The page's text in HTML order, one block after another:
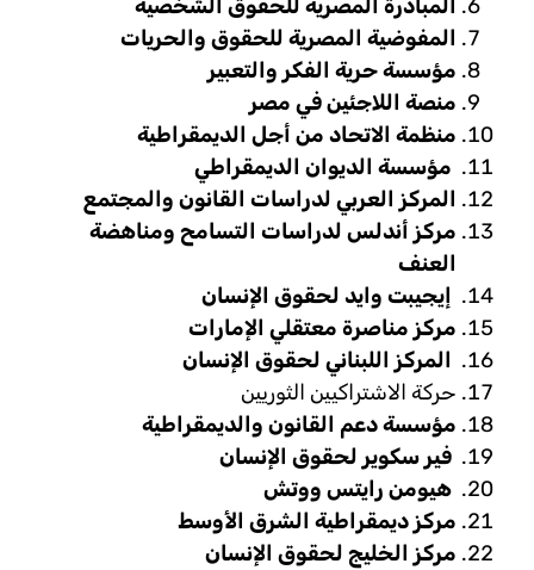
المبادرة المصرية للحقوق الشخصية
المفوضية المصرية للحقوق والحريات
مؤسسة حرية الفكر والتعبير
منصة اللاجئين في مصر
منظمة الاتحاد من أجل الديمقراطية
مؤسسة الديوان الديمقراطي
المركز العربي لدراسات القانون والمجتمع
مركز أندلس لدراسات التسامح ومناهضة
العنف
إيجيبت وايد لحقوق الإنسان
مركز مناصرة معتقلي الإمارات
المركز اللبناني لحقوق الإنسان
حركة الاشتراكيين الثوريين
مؤسسة دعم القانون والديمقراطية
فير سكوير لحقوق الإنسان
هيومن رايتس ووتش
مركز ديمقراطية الشرق الأوسط
مركز الخليج لحقوق الإنسان